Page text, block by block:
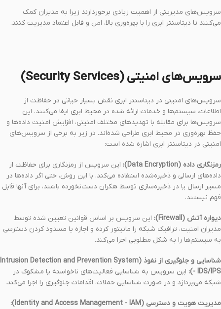
سرویس‌های مدیریتی از اهمیت زیادی برخوردارند زیرا به مدیران کمک
می‌کنند تا دیتاسنتر ابری را با بهره‌وری بالا، امن و قابل اعتماد مدیریت کنند.
سرویس‌های امنیتی (Security Services)
سرویس‌های امنیتی در دیتاسنتر ابری نقش بسیار حیاتی در حفاظت از
اطلاعات، سیستم‌ها و خدمات ارائه شده در محیط ابری ایفا می‌کنند. این
سرویس‌ها برای مقابله با تهدیدهای مختلف امنیتی، افزایش امنیت داده‌ها و
حفظ بهره‌وری در محیط ابری طراحی شده‌اند. در زیر به برخی از سرویس‌های
امنیتی در دیتاسنتر ابری اشاره شده است:
رمزنگاری داده (Data Encryption):
این سرویس از رمزنگاری برای حفاظت از
داده‌های ارسالی و ذخیره‌شده استفاده می‌کند. با این روش، حتی اگر داده‌ها در
مسیر ارسال یا در ذخیره‌سازی توسط هکران دست‌نخورده باشند، برای آنها قابل
فهم نیستند.
دیواره آتش (Firewall):
این سرویس بر اساس قوانین تعیین شده توسط
مدیران امنیت، ترافیک شبکه را مانیتور کرده و اجازه یا مسدود کردن دسترسی
به سیستم‌ها را به شکل مطلوبی اجرا می‌کند.
شناسایی و جلوگیری از نفوذ (Intrusion Detection and Prevention System
- IDS/IPS):
این سرویس به شناسایی فعالیت‌های ناخواسته یا مشکوک در
شبکه می‌پردازد و در صورت شناسایی حملات، اقدامات جلوگیری را اجرا می‌کند.
مدیریت هویت و دسترسی (Identity and Access Management - IAM):